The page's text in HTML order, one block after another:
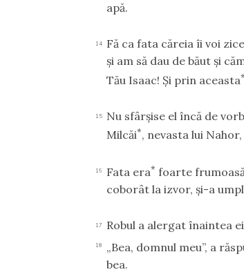
apă.
14
Fă ca fata căreia îi voi
şi am să dau de băut şi
Tău Isaac! Şi prin aceasta*
15
Nu sfârşise el încă de
Milcăi*, nevasta lui
16 Fata era* foarte
coborât la izvor, şi-a
17 Robul a alergat înaintea
18 „Bea, domnul meu”, a
bea.